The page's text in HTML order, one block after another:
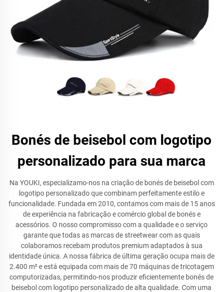
Bonés de beisebol com logotipo
personalizado para sua marca
Na YOUKI, especializamo-nos na criação de bonés de beisebol com
logotipo personalizado que combinam perfeitamente estilo e
funcionalidade. Fundada em 2010, contamos com mais de 15 anos
de experiência na fabricação e comércio global de bonés e
acessórios. O nosso compromisso com a qualidade e o serviço
garante que todas as marcas de streetwear com as quais
colaboramos recebam produtos premium adaptados à sua
identidade única. A nossa fábrica de última geração ocupa mais de
2.400 m² e está equipada com mais de 70 máquinas de tricotagem
computorizadas, permitindo-nos produzir eficientemente bonés de
beisebol com logotipo personalizado de alta qualidade. Com uma